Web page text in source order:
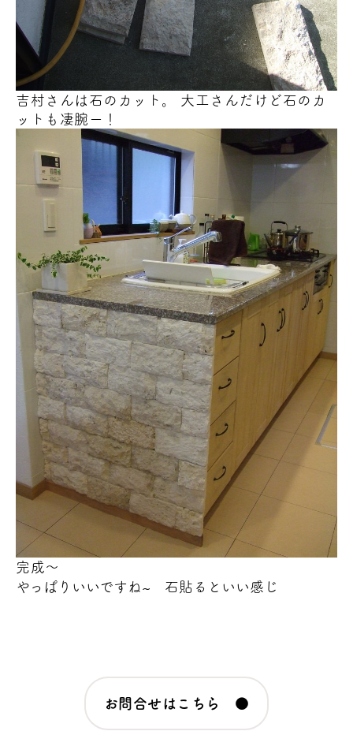
吉村さんは石のカット。 大工さんだけど石のカ
ットも凄腕ー！
完成～
やっぱりいいですね~ 石貼るといい感じ
お問合せはこちら ●